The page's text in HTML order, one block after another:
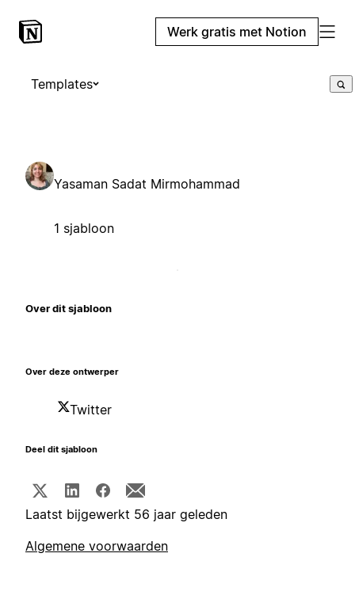
Werk gratis met Notion
Templates
Yasaman Sadat Mirmohammad
1 sjabloon
Over dit sjabloon
Over deze ontwerper
Twitter
Deel dit sjabloon
Laatst bijgewerkt 56 jaar geleden
Algemene voorwaarden